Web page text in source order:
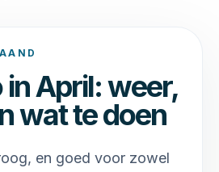
inApril: weer,
wat te doen
en goed voor zowel